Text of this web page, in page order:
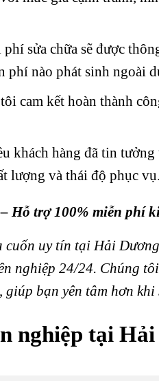
sửa chữa sẽ được
phí nào phát sinh ngoài
cam kết hoàn thành
khách hàng đã tin tưởng
lượng và thái độ phục vụ.
Hỗ trợ 100% miễn phí
cuốn uy tín tại Hải
nghiệp 24/24. Chúng
bạn yên tâm hơn
nghiệp tại